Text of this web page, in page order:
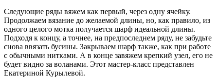
Следующие ряды вяжем как первый, через одну ячейку.
Продолжаем вязание до желаемой длины, но, как правило, из
одного целого мотка получается шарф идеальной длины.
Подходя к концу, а точнее, на предпоследнем ряду, не забудьте
снова ввязать бусины. Закрываем шарф также, как при работе
с обычными нитками. А в конце завяжем крепкий узел, его не
будет видно за воланами. Этот мастер-класс представлен
Екатериной Курылевой.